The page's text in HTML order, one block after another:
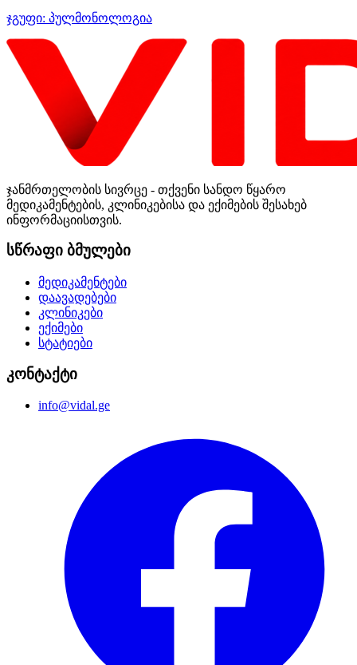
ჯგუფი: პულმონოლოგია
ჯანმრთელობის სივრცე - თქვენი სანდო წყარო
მედიკამენტების, კლინიკებისა და ექიმების შესახებ
ინფორმაციისთვის.
სწრაფი ბმულები
მედიკამენტები
დაავადებები
კლინიკები
ექიმები
სტატიები
კონტაქტი
info@vidal.ge